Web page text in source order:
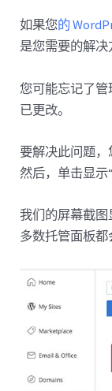
如果您的
是您需要的解决
您可能忘记了
已更改。
要解决此问题，
然后，单击显示
我们的屏幕截
多数托管面板都